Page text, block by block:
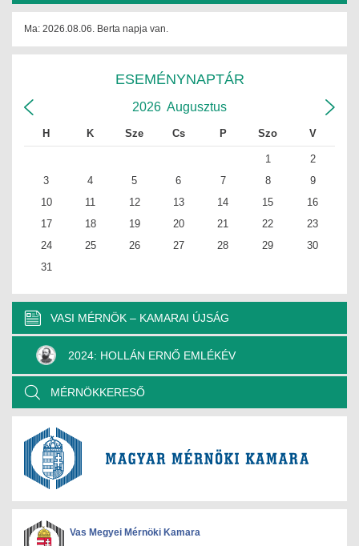
KAPCSOLAT
Ma: 2026.08.06. Berta napja van.
ESEMÉNYNAPTÁR
2026 Augusztus
H K Sze Cs P Szo V
1
2
3
4 5 6 7 8
9
10
11 12 13 14 15
16
17
18 19 20 21 22
23
24
25 26 27 28 29
30
31
VASI MÉRNÖK – KAMARAI ÚJSÁG
2024: HOLLÁN ERNŐ EMLÉKÉV
MÉRNÖKKERESŐ
Vas Megyei Mérnöki Kamara